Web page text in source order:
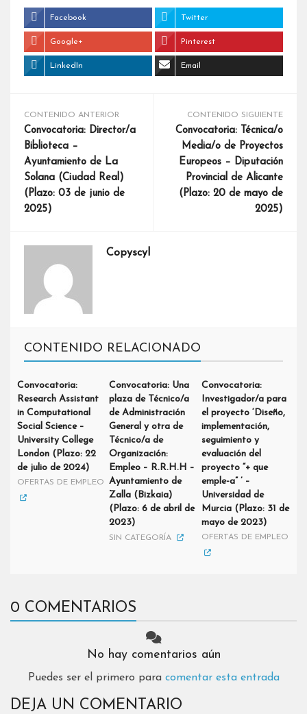
Facebook Twitter
Google+ Pinterest
LinkedIn Email
CONTENIDO ANTERIOR
Convocatoria: Director/a
Biblioteca –
Ayuntamiento de La
Solana (Ciudad Real)
(Plazo: 03 de junio de
2025)
CONTENIDO SIGUIENTE
Convocatoria: Técnica/o
Media/o de Proyectos
Europeos – Diputación
Provincial de Alicante
(Plazo: 20 de mayo de
2025)
Copyscyl
CONTENIDO RELACIONADO
Convocatoria:
Research Assistant
in Computational
Social Science –
University College
London (Plazo: 22
de julio de 2024)
OFERTAS DE EMPLEO
Convocatoria: Una
plaza de Técnico/a
de Administración
General y otra de
Técnico/a de
Organización:
Empleo – R.R.H.H –
Ayuntamiento de
Zalla (Bizkaia)
(Plazo: 6 de abril de
2023)
SIN CATEGORÍA
Convocatoria:
Investigador/a para
el proyecto ‘Diseño,
implementación,
seguimiento y
evaluación del
proyecto “+ que
emple-a” ’ –
Universidad de
Murcia (Plazo: 31 de
mayo de 2023)
OFERTAS DE EMPLEO
0 COMENTARIOS
No hay comentarios aún
Puedes ser el primero para comentar esta entrada
DEJA UN COMENTARIO